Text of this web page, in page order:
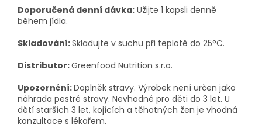
Doporučená denní dávka: Užijte 1 kapsli denně
během jídla.
Skladování:Skladujte v suchu při teplotě do 25°C.
Distributor:Greenfood Nutrition s.r.o.
Upozornění:Doplněk stravy. Výrobek není určen jako
náhrada pestré stravy. Nevhodné pro děti do 3 let. U
dětí starších 3 let, kojících a těhotných žen je vhodná
konzultace s lékařem.